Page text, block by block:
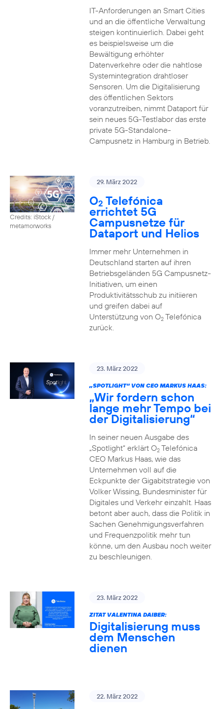
IT-Anforderungen an Smart Cities
und an die öffentliche Verwaltung
steigen kontinuierlich. Dabei geht
es beispielsweise um die
Bewältigung erhöhter
Datenverkehre oder die nahtlose
Systemintegration drahtloser
Sensoren. Um die Digitalisierung
des öffentlichen Sektors
voranzutreiben, nimmt Dataport für
sein neues 5G-Testlabor das erste
private 5G-Standalone-
Campusnetz in Hamburg in Betrieb.
Credits: iStock /
metamorworks
29. März 2022
O2 Telefónica
errichtet 5G
Campusnetze für
Dataport und Helios
Immer mehr Unternehmen in
Deutschland starten auf ihren
Betriebsgeländen 5G Campusnetz-
Initiativen, um einen
Produktivitätsschub zu initiieren
und greifen dabei auf
Unterstützung von O2Telefónica
zurück.
23. März 2022
„SPOTLIGHT“ VON CEO MARKUS HAAS:
„Wir fordern schon
lange mehr Tempo bei
der Digitalisierung“
In seiner neuen Ausgabe des
„Spotlight“ erklärt O2Telefónica
CEO Markus Haas, wie das
Unternehmen voll auf die
Eckpunkte der Gigabitstrategie von
Volker Wissing, Bundesminister für
Digitales und Verkehr einzahlt. Haas
betont aber auch, dass die Politik in
Sachen Genehmigungsverfahren
und Frequenzpolitik mehr tun
könne, um den Ausbau noch weiter
zu beschleunigen.
23. März 2022
ZITAT VALENTINA DAIBER:
Digitalisierung muss
dem Menschen
dienen
22. März 2022